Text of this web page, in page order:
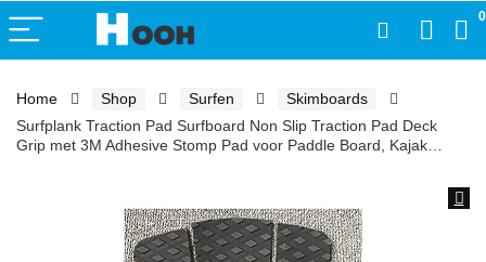
0
Home Shop Surfen
Skimboards
Surfplank Traction Pad Surfboard Non Slip Traction Pad Deck
Grip met 3M Adhesive Stomp Pad voor Paddle Board, Kajak…